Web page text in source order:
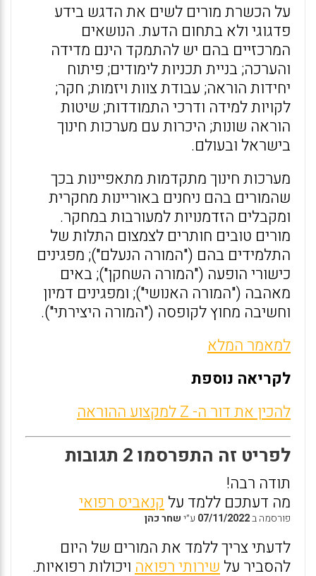
על הכשרת מורים לשים את הדגש בידע
פדגוגי ולא בתחום הדעת. הנושאים
המרכזיים בהם יש להתמקד הינם מדידה
והערכה; בניית תכניות לימודים; פיתוח
יחידות הוראה; עבודת צוות ויזמות; חקר;
לקויות למידה ודרכי התמודדות; שיטות
הוראה שונות; היכרות עם מערכות חינוך
בישראל ובעולם.
מערכות חינוך מתקדמות מתאפיינות בכך
שהמורים בהם ניחנים באוריינות מחקרית
ומקבלים הזדמנויות למעורבות במחקר.
מורים טובים חותרים לצמצום התלות של
התלמידים בהם ("המורה הנעלם"); מפגינים
כישורי הופעה ("המורה השחקן"); באים
מאהבה ("המורה האנושי"); ומפגינים דמיון
וחשיבה מחוץ לקופסה ("המורה היצירתי").
למאמר המלא
לקריאה נוספת
להכין את דור ה- Z למקצוע ההוראה
לפריט זה התפרסמו 2 תגובות
תודה רבה!
מה דעתכם ללמד על קנאביס רפואי
פורסמה ב07/11/2022 ע״ישחר כהן
לדעתי צריך ללמד את המורים של היום
להסביר על שירותי רפואה ויכולות רפואיות.